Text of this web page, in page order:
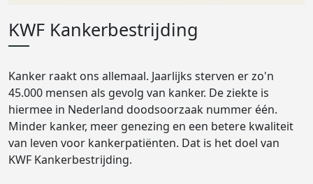
KWF Kankerbestrijding
Kanker raakt ons allemaal. Jaarlijks sterven er zo'n
45.000 mensen als gevolg van kanker. De ziekte is
hiermee in Nederland doodsoorzaak nummer één.
Minder kanker, meer genezing en een betere kwaliteit
van leven voor kankerpatiënten. Dat is het doel van
KWF Kankerbestrijding.